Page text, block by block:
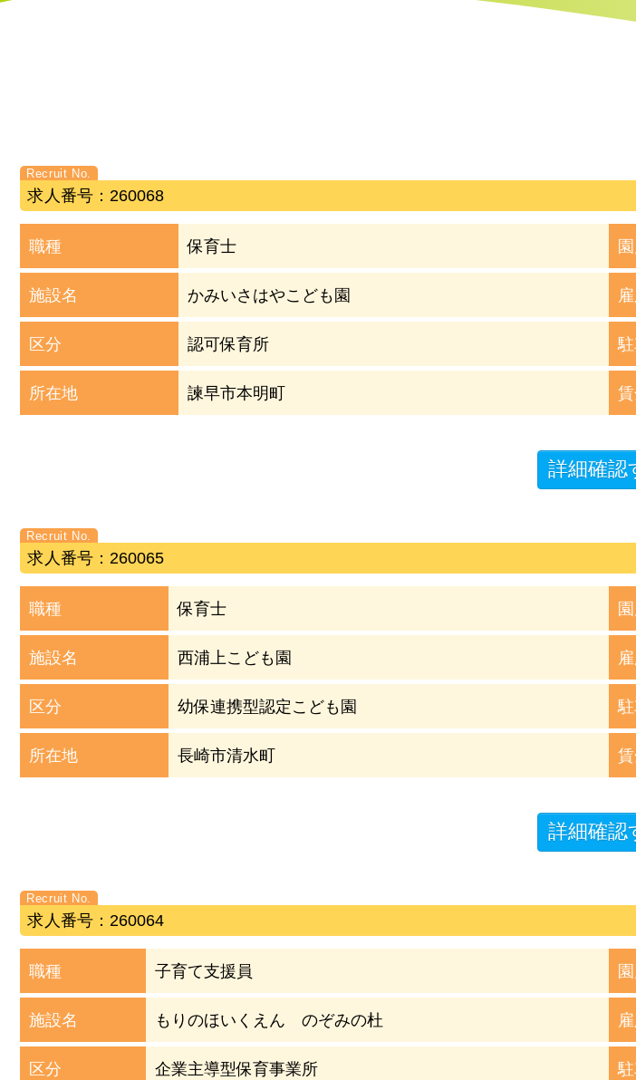
求人番号：260068
職種 保育士
施設名 かみいさはやこども園
区分 認可保育所
所在地 諫早市本明町
求人番号：260065
職種 保育士
施設名 西浦上こども園
区分 幼保連携型認定こども園
所在地 長崎市清水町
求人番号：260064
職種 子育て支援員
施設名 もりのほいくえん のぞみの杜
区分 企業主導型保育事業所